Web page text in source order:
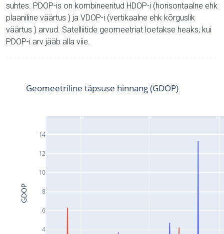
suhtes. PDOP-is on kombineeritud HDOP-i (horisontaalne ehk
plaaniline väärtus ) ja VDOP-i (vertikaalne ehk kõrguslik
väärtus ) arvud. Satelliitide geomeetriat loetakse heaks, kui
PDOP-i arv jääb alla viie.
4
6
8
10
12
14
Geomeetriline täpsuse hinnang (GDOP)
GDOP